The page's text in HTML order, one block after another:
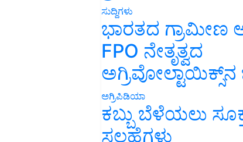
ಸುದ್ದಿಗಳು
ಭಾರತದ ಗ್ರಾಮೀಣ
FPO ನೇತೃತ್ವದ
ಅಗ್ರಿಪಿಡಿಯಾ
ಕಬ್ಬು ಬೆಳೆಯಲು
ಸಲಹೆಗಳು